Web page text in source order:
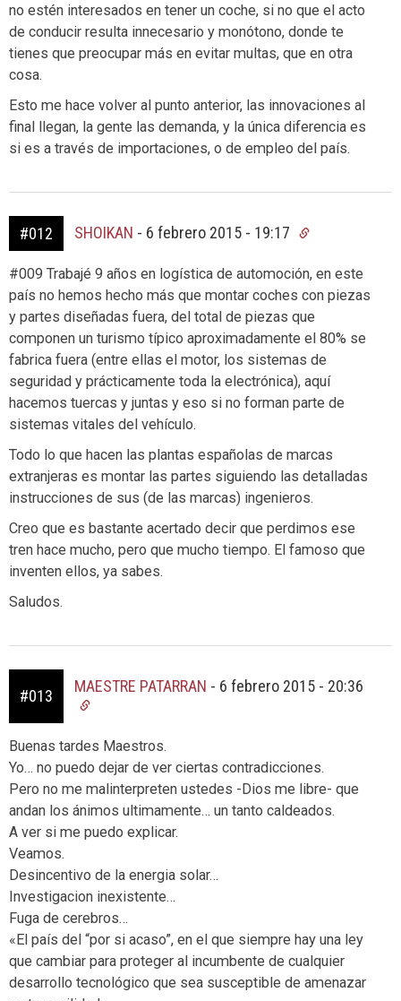
no estén interesados en tener un coche, si no que el acto
de conducir resulta innecesario y monótono, donde te
tienes que preocupar más en evitar multas, que en otra
cosa.
Esto me hace volver al punto anterior, las innovaciones al
final llegan, la gente las demanda, y la única diferencia es
si es a través de importaciones, o de empleo del país.
#012 SHOIKAN - 6 febrero 2015 - 19:17
#009 Trabajé 9 años en logística de automoción, en este
país no hemos hecho más que montar coches con piezas
y partes diseñadas fuera, del total de piezas que
componen un turismo típico aproximadamente el 80% se
fabrica fuera (entre ellas el motor, los sistemas de
seguridad y prácticamente toda la electrónica), aquí
hacemos tuercas y juntas y eso si no forman parte de
sistemas vitales del vehículo.
Todo lo que hacen las plantas españolas de marcas
extranjeras es montar las partes siguiendo las detalladas
instrucciones de sus (de las marcas) ingenieros.
Creo que es bastante acertado decir que perdimos ese
tren hace mucho, pero que mucho tiempo. El famoso que
inventen ellos, ya sabes.
Saludos.
#013
MAESTRE PATARRAN - 6 febrero 2015 - 20:36
Buenas tardes Maestros.
Yo… no puedo dejar de ver ciertas contradicciones.
Pero no me malinterpreten ustedes -Dios me libre- que
andan los ánimos ultimamente… un tanto caldeados.
A ver si me puedo explicar.
Veamos.
Desincentivo de la energia solar…
Investigacion inexistente…
Fuga de cerebros…
«El país del “por si acaso”, en el que siempre hay una ley
que cambiar para proteger al incumbente de cualquier
desarrollo tecnológico que sea susceptible de amenazar